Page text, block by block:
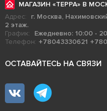
МАГАЗИН «ТЕРРА» В
Адрес:
г. Москва,
2 этаж.
График:
Ежедневно: 10:00 -
Телефон: +78043330621
ОСТАВАЙТЕСЬ НА СВЯЗИ